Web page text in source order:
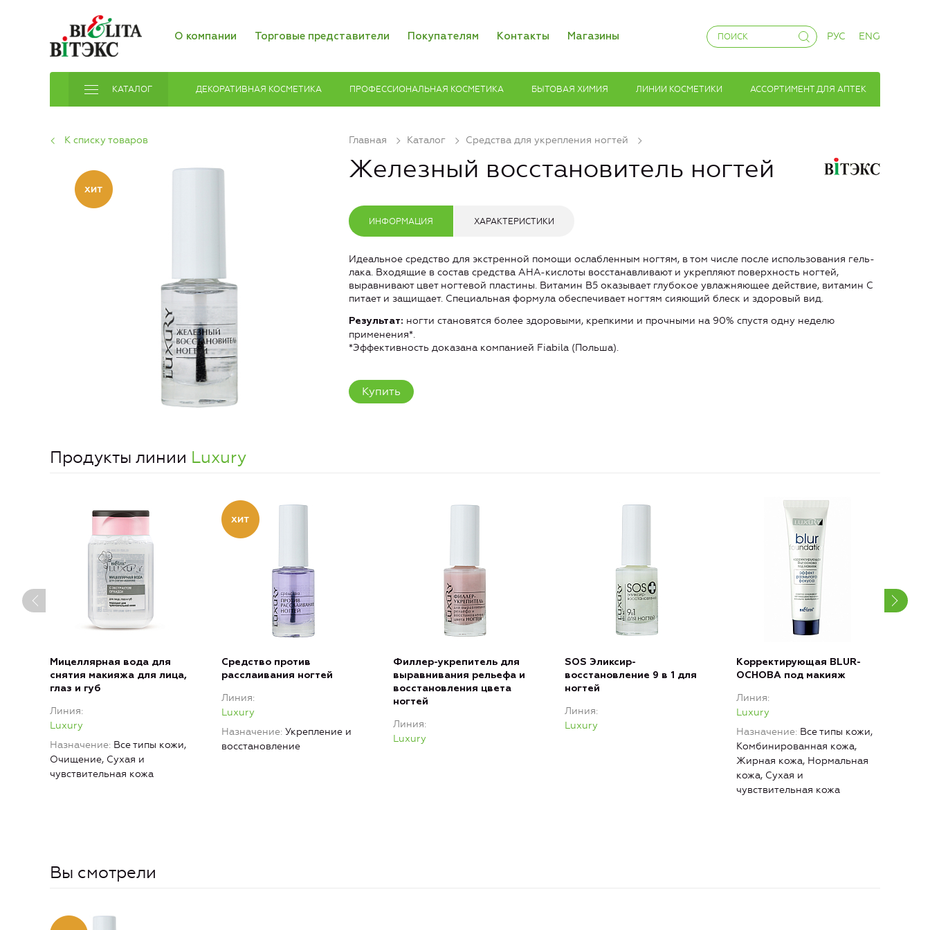
О компании Торговые представители Покупателям Контакты Магазины РУС ENG
КАТАЛОГ ДЕКОРАТИВНАЯ КОСМЕТИКА ПРОФЕССИОНАЛЬНАЯ КОСМЕТИКА БЫТОВАЯ ХИМИЯ ЛИНИИ КОСМЕТИКИ АССОРТИМЕНТ ДЛЯ АПТЕК
Главная Каталог Средства для укрепления ногтей
К списку товаров
Железный восстановитель ногтей
ИНФОРМАЦИЯ ХАРАКТЕРИСТИКИ
Идеальное средство для экстренной помощи ослабленным ногтям, в том числе после использования гель-
лака. Входящие в состав средства AHA-кислоты восстанавливают и укрепляют поверхность ногтей,
выравнивают цвет ногтевой пластины. Витамин B5 оказывает глубокое увлажняющее действие, витамин C
питает и защищает. Специальная формула обеспечивает ногтям сияющий блеск и здоровый вид.
Результат: ногти становятся более здоровыми, крепкими и прочными на 90% спустя одну неделю
применения*.
*Эффективность доказана компанией Fiabila (Польша).
Купить
Продукты линии Luxury
Мицеллярная вода для
снятия макияжа для лица,
глаз и губ
Линия
Luxury
Назначение Все типы кожи,
Очищение, Сухая и
чувствительная кожа
Средство против
расслаивания ногтей
Линия
Luxury
Назначение Укрепление и
восстановление
Филлер-укрепитель для
выравнивания рельефа и
восстановления цвета
ногтей
Линия
Luxury
SOS Эликсир-
восстановление 9 в 1 для
ногтей
Линия
Luxury
Корректирующая BLUR-
ОСНОВА под макияж
Линия
Luxury
Назначение Все типы кожи,
Комбинированная кожа,
Жирная кожа, Нормальная
кожа, Сухая и
чувствительная кожа
Вы смотрели